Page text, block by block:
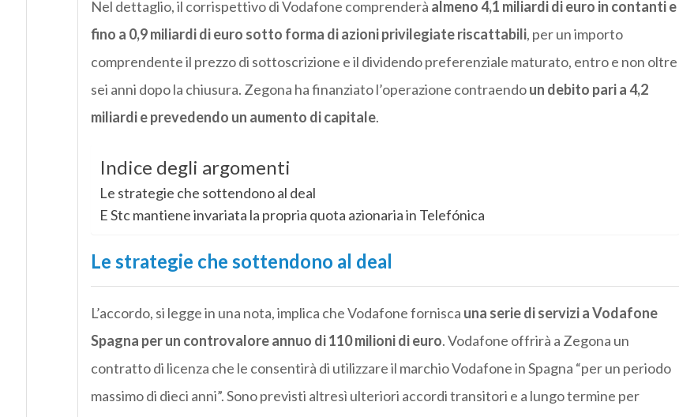
Nel dettaglio, il corrispettivo di Vodafone comprenderà almeno 4,1 miliardi di euro in contanti e
fino a 0,9 miliardi di euro sotto forma di azioni privilegiate riscattabili, per un importo
comprendente il prezzo di sottoscrizione e il dividendo preferenziale maturato, entro e non oltre
sei anni dopo la chiusura. Zegona ha finanziato l’operazione contraendoun debito pari a 4,2
miliardi e prevedendo un aumento di capitale.
Indice degli argomenti
Le strategie che sottendono al deal
E Stc mantiene invariata la propria quota azionaria in Telefónica
Le strategie che sottendono al deal
L’accordo, si legge in una nota, implica che Vodafone fornisca una serie di servizi a Vodafone
Spagna per un controvalore annuo di 110 milioni di euro. Vodafone offrirà a Zegona un
contratto di licenza che le consentirà di utilizzare il marchio Vodafone in Spagna “per un periodo
massimo di dieci anni”. Sono previsti altresì ulteriori accordi transitori e a lungo termine per